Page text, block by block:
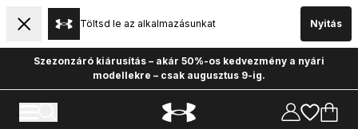
Töltsd le az alkalmazásunkat Nyitás
Szezonzáró kiárusítás – akár 50%-os kedvezmény a nyári
modellekre – csak augusztus 9-ig.